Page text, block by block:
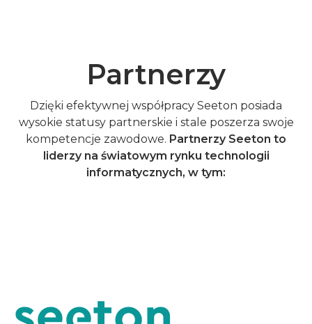
Partnerzy
Dzięki efektywnej współpracy Seeton posiada
wysokie statusy partnerskie i stale poszerza swoje
kompetencje zawodowe. Partnerzy Seeton to
liderzy na światowym rynku technologii
informatycznych, w tym: